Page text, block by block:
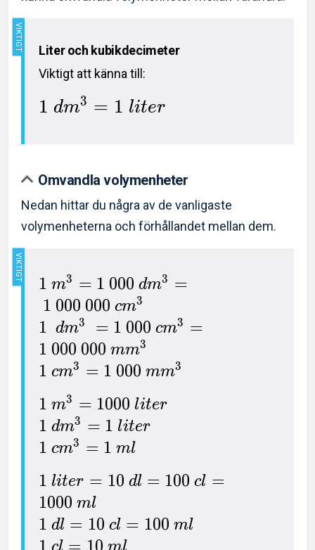
Liter och kubikdecimeter
Viktigt att känna till:
1 dm3 = 1 liter
Omvandla volymenheter
Nedan hittar du några av de vanligaste
volymenheterna och förhållandet mellan dem.
1 m3 = 1 000 dm3 =
1 000 000 cm3
1 dm3 = 1 000 cm3 =
1 000 000 mm3
1 cm3 = 1 000 mm3
1 m3 = 1000 liter
1 dm3 = 1 liter
1 cm3 = 1 ml
1 liter = 10 dl = 100 cl =
1000 ml
1 dl = 10 cl = 100 ml
1 cl = 10 ml